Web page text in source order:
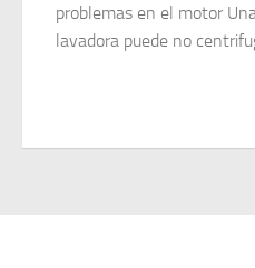
problemas en el motor
lavadora puede no